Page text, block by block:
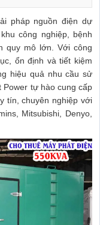
pháp nguồn điện dự
công nghiệp, bệnh
quy mô lớn. Với công
ổn định và tiết kiệm
hiệu quả nhu cầu sử
Power tự hào cung cấp
tín, chuyên nghiệp với
Mitsubishi, Denyo,